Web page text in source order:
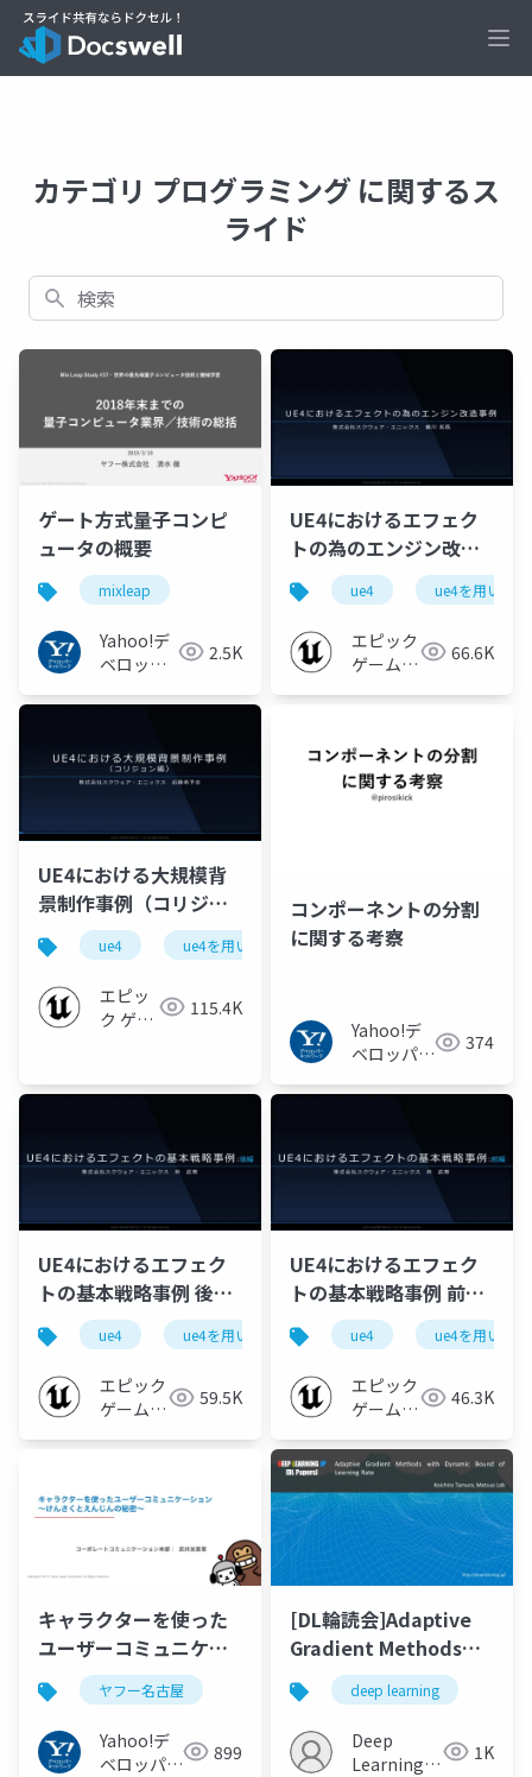
カテゴリ プログラミング に関するス
ライド
検索
ゲート方式量子コンピ
ュータの概要
mixleap
Yahoo!デ
ベロッパ
ワーク
2.5K
UE4におけるエフェク
トの為のエンジン改造
事例【UE4を用いた大
規模開発事例紹介 ~ス
クウェア・エニックス
様をお招きして~
2019】
ue4 ue4を用いた
エピック
ゲームズ
66.6K
UE4における大規模背
景制作事例（コリジョ
ン編）【UE4を用いた
大規模開発事例紹介 ~
スクウェア・エニック
ス様をお招きして~
ue4 ue4を用いた大規模開発事例紹介
エピッ
ク ゲー
115.4K
コンポーネントの分割
に関する考察
Yahoo!デ
ベロッパー
ク
374
UE4におけるエフェク
トの基本戦略事例 後半
【UE4を用いた大規模
開発事例紹介 ~スクウ
ェア・エニックス様を
お招きして~ 2019】
ue4 ue4を用いた大規模開発事例紹介 ue-effect
エピック
ゲームズ
59.5K
UE4におけるエフェク
トの基本戦略事例 前半
【UE4を用いた大規模
開発事例紹介 ~スクウ
ェア・エニックス様を
お招きして~ 2019】
ue4 ue4を用いた
エピック
ゲームズ
46.3K
キャラクターを使った
ユーザーコミュニケー
ション 〜けんさくとえ
んじんの秘密〜 #ヤフ
ー名古屋
ヤフー名古屋
Yahoo!デ
ベロッパー
899
[DL輪読会]Adaptive
Gradient Methods
with Dynamic Bound
of Learning Rate
deep learning
Deep
Learning
1K